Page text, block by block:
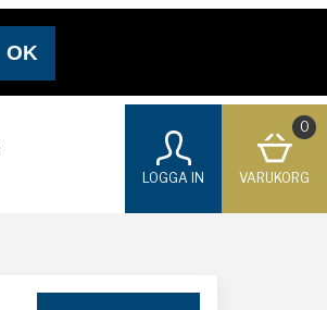
LOGGA IN
0
VARUKORG